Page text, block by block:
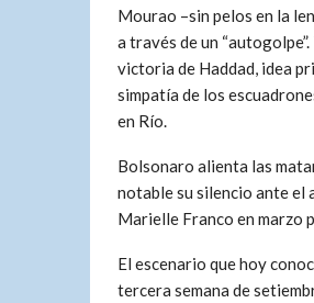
Mourao –sin pelos en la
a través de un
victoria de Haddad, idea
simpatía de los
en Río.
Bolsonaro alienta las
notable su silencio ante el
Marielle Franco en marzo
El escenario que hoy
tercera semana de